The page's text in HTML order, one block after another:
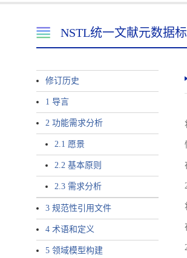
NSTL统一文献元数据
修订历史
1 导言
2 功能需求分析
2.1 愿景
2.2 基本原则
2.3 需求分析
3 规范性引用文件
4 术语和定义
5 领域模型构建